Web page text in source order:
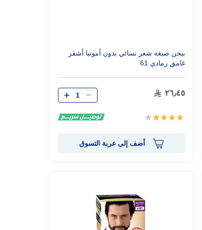
بيجن صبغة شعر نسائي بدون أمونيا أشقر
غامق رمادي 61
٢٦٫٤٥
تقييم:
الكمية
أضف إلى عربة التسوق